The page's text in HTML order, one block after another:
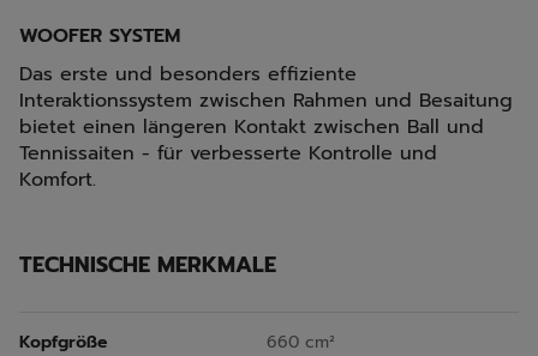
WOOFER SYSTEM
Das erste und besonders effiziente
Interaktionssystem zwischen Rahmen und Besaitung
bietet einen längeren Kontakt zwischen Ball und
Tennissaiten - für verbesserte Kontrolle und
Komfort.
TECHNISCHE MERKMALE
Kopfgröße 660 cm²